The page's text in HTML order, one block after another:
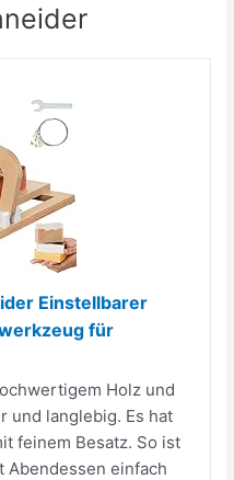
Einstellbarer
für
Holz und
und langlebig. Es hat
feinem Besatz. So ist
Abendessen einfach